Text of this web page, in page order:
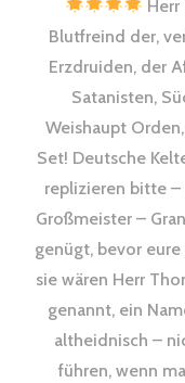
Herr
Blutfreind der,
Erzdruiden, der
Satanisten,
Weishaupt
Set! Deutsche
replizieren bitte –
Großmeister –
genügt, bevor
sie wären Herr
genannt, ein
altheidnisch –
führen, wenn